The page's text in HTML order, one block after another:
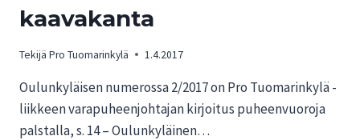
kaavakanta
Tekijä Pro Tuomarinkylä 1.4.2017
Oulunkyläisen numerossa 2/2017 on Pro Tuomarinkylä -
liikkeen varapuheenjohtajan kirjoitus puheenvuoroja
palstalla, s. 14 – Oulunkyläinen…